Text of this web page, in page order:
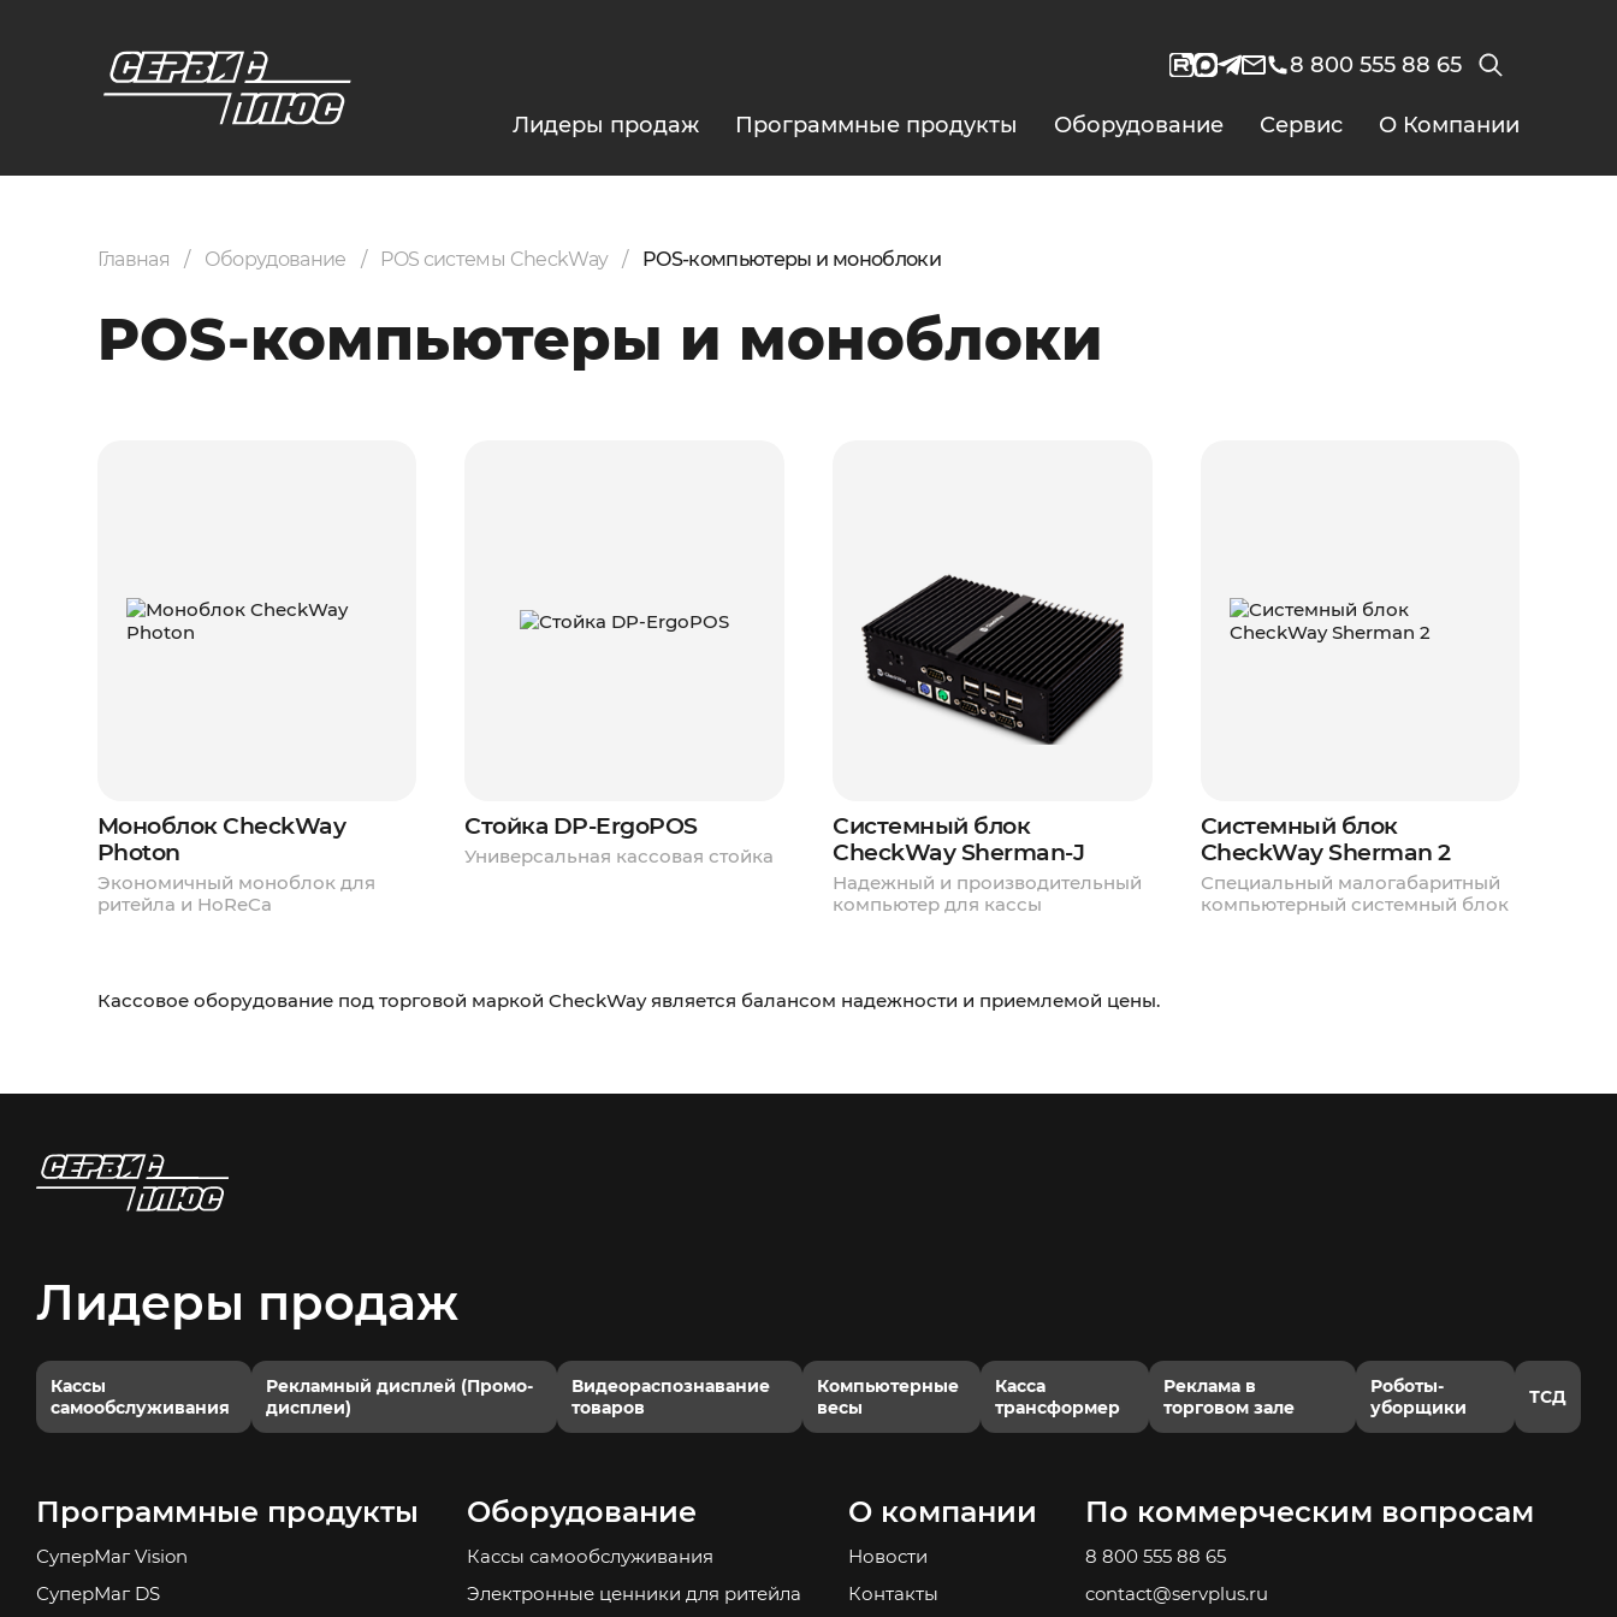
8 800 555 88 65
Лидеры продаж Программные продукты Оборудование Сервис О Компании
Главная Оборудование POS системы CheckWay POS-компьютеры и моноблоки
POS-компьютеры и моноблоки
Моноблок CheckWay
Photon
Экономичный моноблок для
ритейла и HoReCa
Стойка DP-ErgoPOS
Универсальная кассовая стойка
Системный блок
CheckWay Sherman-J
Надежный и производительный
компьютер для кассы
Системный блок
CheckWay Sherman 2
Специальный малогабаритный
компьютерный системный блок
Кассовое оборудование под торговой маркой CheckWay является балансом надежности и приемлемой цены.
Лидеры продаж
Кассы
самообслуживания
Рекламный дисплей (Промо-
дисплеи)
Видеораспознавание
товаров
Компьютерные
весы
Касса
трансформер
Реклама в
торговом зале
Роботы-
уборщики
ТСД
Программные продукты
СуперМаг Vision
СуперМаг DS
Оборудование
Кассы самообслуживания
Электронные ценники для ритейла
О компании
Новости
Контакты
По коммерческим вопросам
8 800 555 88 65
contact@servplus.ru